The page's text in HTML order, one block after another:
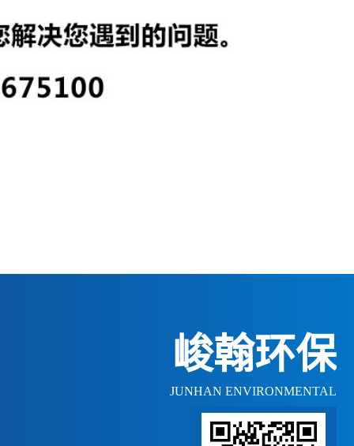
峻翰环保
JUNHAN ENVIRONMENTAL